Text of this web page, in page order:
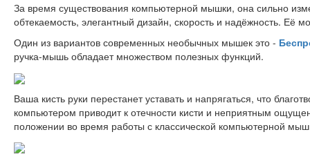
За время существования компьютерной мышки, она сильно
обтекаемость, элегантный дизайн, скорость и надёжность. Её
Один из вариантов современных необычных мышек это -
ручка-мышь обладает множеством полезных функций.
Ваша кисть руки перестанет уставать и напрягаться, что
компьютером приводит к отечности кисти и неприятным
положении во время работы с классической компьютерной